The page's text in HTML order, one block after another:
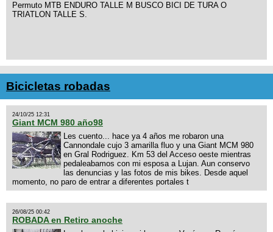
Permuto MTB ENDURO TALLE M BUSCO BICI DE TURA O
TRIATLON TALLE S.
Bicicletas robadas
24/10/25 12:31
Giant MCM 980 año98
Les cuento... hace ya 4 años me robaron una
Cannondale cujo 3 amarilla fluo y una Giant MCM 980
en Gral Rodriguez. Km 53 del Acceso oeste mientras
pedaleabamos con mi esposa a Lujan. Aun conservo
las denuncias y las fotos de mis bikes. Desde aquel
momento, no paro de entrar a diferentes portales t
26/08/25 00:42
ROBADA en Retiro anoche